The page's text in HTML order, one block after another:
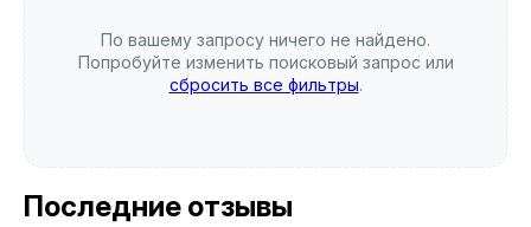
По вашему запросу ничего не найдено.
Попробуйте изменить поисковый запрос или
сбросить все фильтры.
Последние отзывы